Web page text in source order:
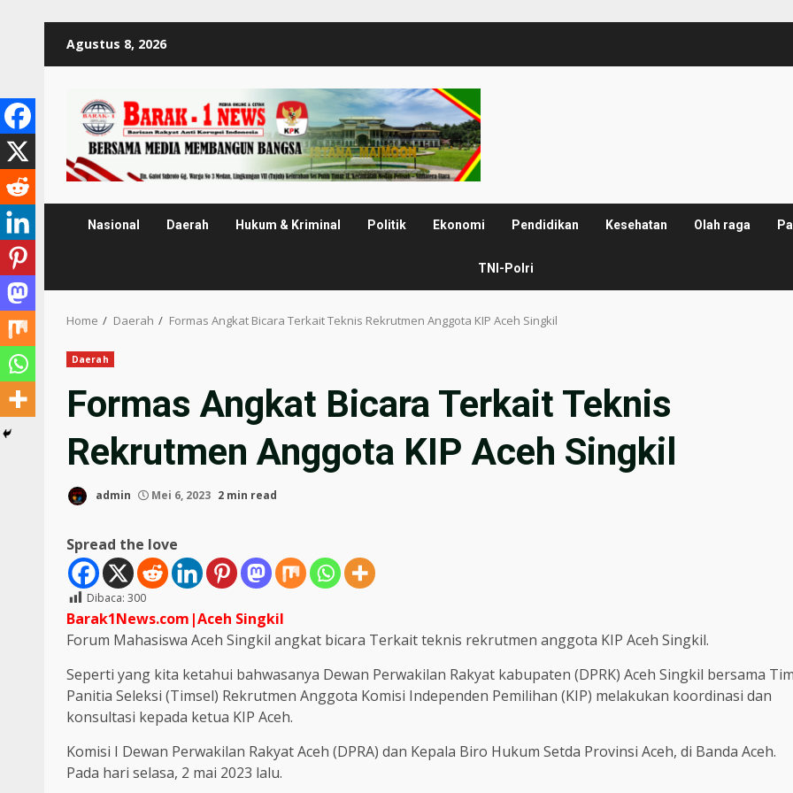
Agustus 8, 2026
Nasional Daerah Hukum & Kriminal Politik Ekonomi Pendidikan Kesehatan Olah raga
TNI-Polri
Home Daerah Formas Angkat Bicara Terkait Teknis Rekrutmen Anggota KIP Aceh Singkil
Daerah
Formas Angkat Bicara Terkait Teknis
Rekrutmen Anggota KIP Aceh Singkil
admin Mei 6, 2023 2 min read
Spread the love
Dibaca: 300
Barak1News.com|Aceh Singkil
Forum Mahasiswa Aceh Singkil angkat bicara Terkait teknis rekrutmen anggota KIP Aceh Singkil.
Seperti yang kita ketahui bahwasanya Dewan Perwakilan Rakyat kabupaten (DPRK) Aceh Singkil bersama
Panitia Seleksi (Timsel) Rekrutmen Anggota Komisi Independen Pemilihan (KIP) melakukan koordinasi dan
konsultasi kepada ketua KIP Aceh.
Komisi I Dewan Perwakilan Rakyat Aceh (DPRA) dan Kepala Biro Hukum Setda Provinsi Aceh, di Banda Aceh.
Pada hari selasa, 2 mai 2023 lalu.